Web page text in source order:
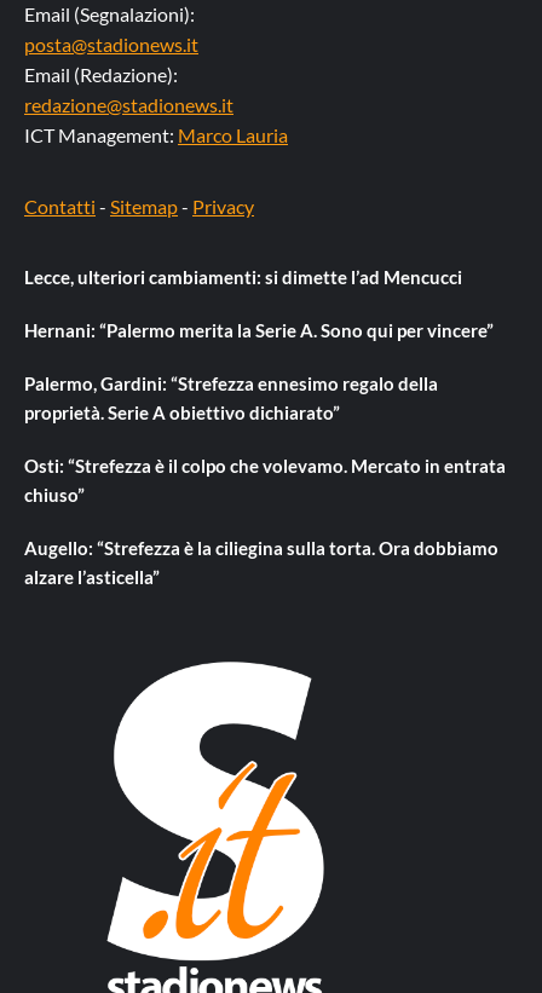
Email (Segnalazioni):
posta@stadionews.it
Email (Redazione):
redazione@stadionews.it
ICT Management: Marco Lauria
Contatti - Sitemap- Privacy
Lecce, ulteriori cambiamenti: si dimette l’ad Mencucci
Hernani: “Palermo merita la Serie A. Sono qui per vincere”
Palermo, Gardini: “Strefezza ennesimo regalo della
proprietà. Serie A obiettivo dichiarato”
Osti: “Strefezza è il colpo che volevamo. Mercato in entrata
chiuso”
Augello: “Strefezza è la ciliegina sulla torta. Ora dobbiamo
alzare l’asticella”